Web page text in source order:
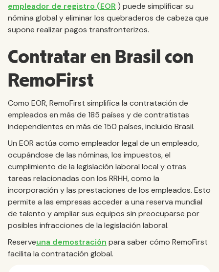
empleador de registro (EOR ) puede simplificar su
nómina global y eliminar los quebraderos de cabeza que
supone realizar pagos transfronterizos.
Contratar en Brasil con
RemoFirst
Como EOR, RemoFirst simplifica la contratación de
empleados en más de 185 países y de contratistas
independientes en más de 150 países, incluido Brasil.
Un EOR actúa como empleador legal de un empleado,
ocupándose de las nóminas, los impuestos, el
cumplimiento de la legislación laboral local y otras
tareas relacionadas con los RRHH, como la
incorporación y las prestaciones de los empleados. Esto
permite a las empresas acceder a una reserva mundial
de talento y ampliar sus equipos sin preocuparse por
posibles infracciones de la legislación laboral.
Reserveuna demostración para saber cómo RemoFirst
facilita la contratación global.